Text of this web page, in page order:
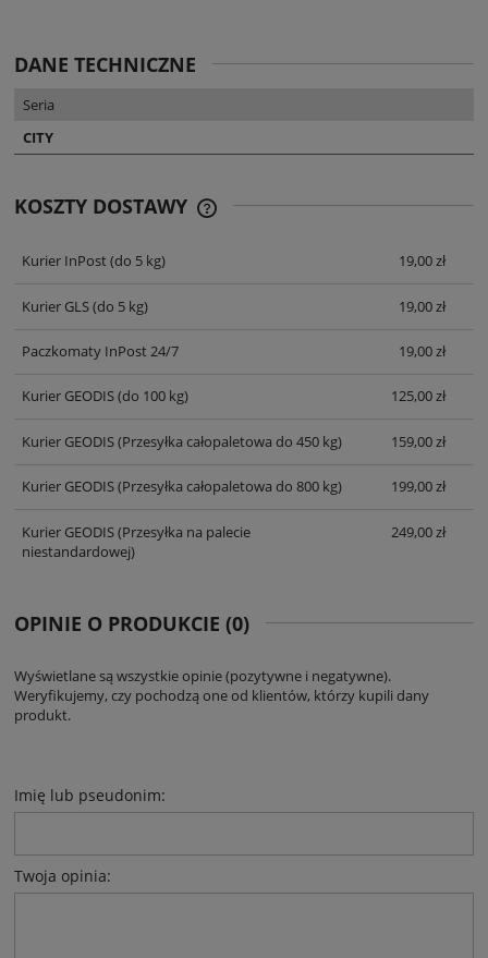
DANE TECHNICZNE
Seria
CITY
KOSZTY DOSTAWY
Kurier InPost(do 5 kg) 19,00 zł
Kurier GLS(do 5 kg) 19,00 zł
Paczkomaty InPost 24/7 19,00 zł
Kurier GEODIS(do 100 kg) 125,00 zł
Kurier GEODIS(Przesyłka całopaletowa do 450 kg) 159,00 zł
Kurier GEODIS(Przesyłka całopaletowa do 800 kg) 199,00 zł
Kurier GEODIS(Przesyłka na palecie
niestandardowej)
249,00 zł
OPINIE O PRODUKCIE (0)
Wyświetlane są wszystkie opinie (pozytywne i negatywne).
Weryfikujemy, czy pochodzą one od klientów, którzy kupili dany
produkt.
Imię lub pseudonim:
Twoja opinia: